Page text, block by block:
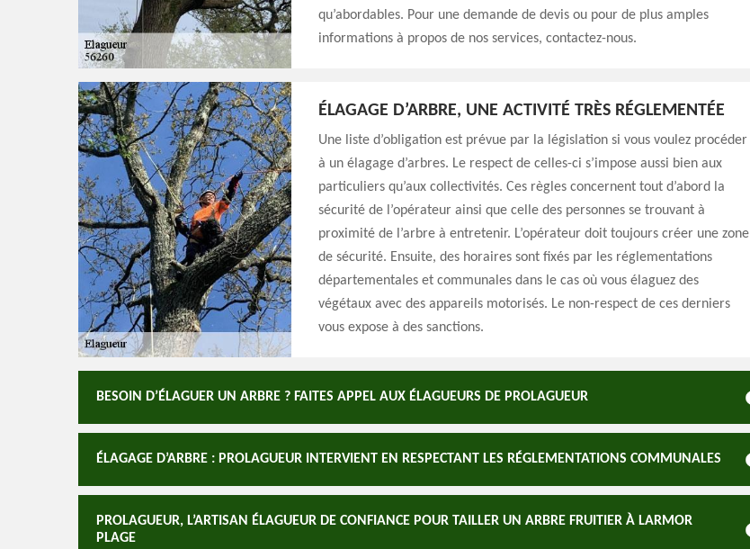
qu’abordables. Pour une demande de devis ou pour de plus amples
informations à propos de nos services, contactez-nous.
ÉLAGAGE D’ARBRE, UNE ACTIVITÉ TRÈS RÉGLEMENTÉE
Une liste d’obligation est prévue par la législation si vous voulez procéder
à un élagage d’arbres. Le respect de celles-ci s’impose aussi bien aux
particuliers qu’aux collectivités. Ces règles concernent tout d’abord la
sécurité de l’opérateur ainsi que celle des personnes se trouvant à
proximité de l’arbre à entretenir. L’opérateur doit toujours créer une zone
de sécurité. Ensuite, des horaires sont fixés par les réglementations
départementales et communales dans le cas où vous élaguez des
végétaux avec des appareils motorisés. Le non-respect de ces derniers
vous expose à des sanctions.
BESOIN D’ÉLAGUER UN ARBRE ? FAITES APPEL AUX ÉLAGUEURS DE PROLAGUEUR
ÉLAGAGE D’ARBRE : PROLAGUEUR INTERVIENT EN RESPECTANT LES RÉGLEMENTATIONS COMMUNALES
PROLAGUEUR, L’ARTISAN ÉLAGUEUR DE CONFIANCE POUR TAILLER UN ARBRE FRUITIER À LARMOR
PLAGE